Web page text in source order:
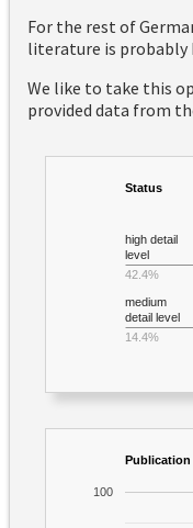
For the rest of
literature is probably
We like to take this
provided data from
Status
medium
detail level
14.4%
high detail
level
42.4%
Publication
100